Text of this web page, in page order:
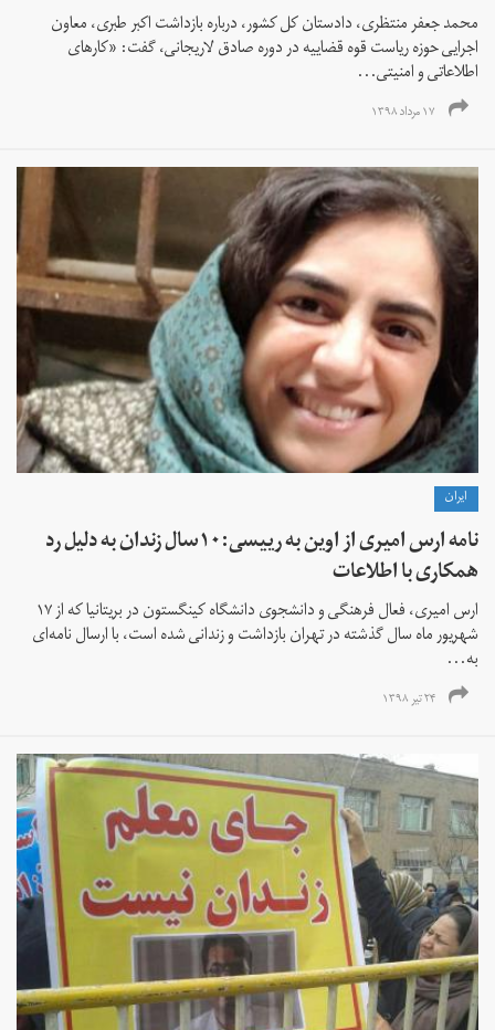
محمد جعفر منتظری، دادستان کل کشور، درباره بازداشت اکبر طبری، معاون
اجرایی حوزه ریاست قوه قضاییه در دوره صادق لاریجانی، گفت: «کارهای
اطلاعاتی و امنیتی...
۱۷ مرداد ۱۳۹۸
ايران
نامه ارس امیری از اوین به رییسی:۱۰سال زندان به دلیل رد
همکاری با اطلاعات
ارس امیری، فعال فرهنگی و دانشجوی دانشگاه کینگستون در بریتانیا که از ۱۷
شهریور ماه سال گذشته در تهران بازداشت و زندانی شده است، با ارسال نامه‌ای
به...
۲۴ تیر ۱۳۹۸